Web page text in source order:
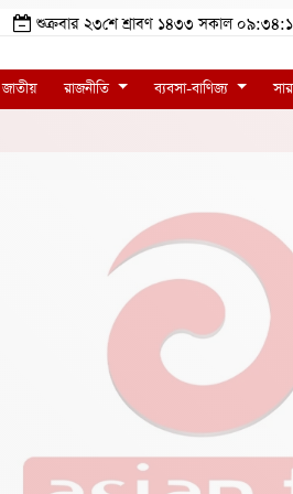
শুক্রবার ২৩শে শ্রাবণ ১৪৩৩ সকাল
জাতীয় রাজনীতি ব্যবসা-বাণিজ্য